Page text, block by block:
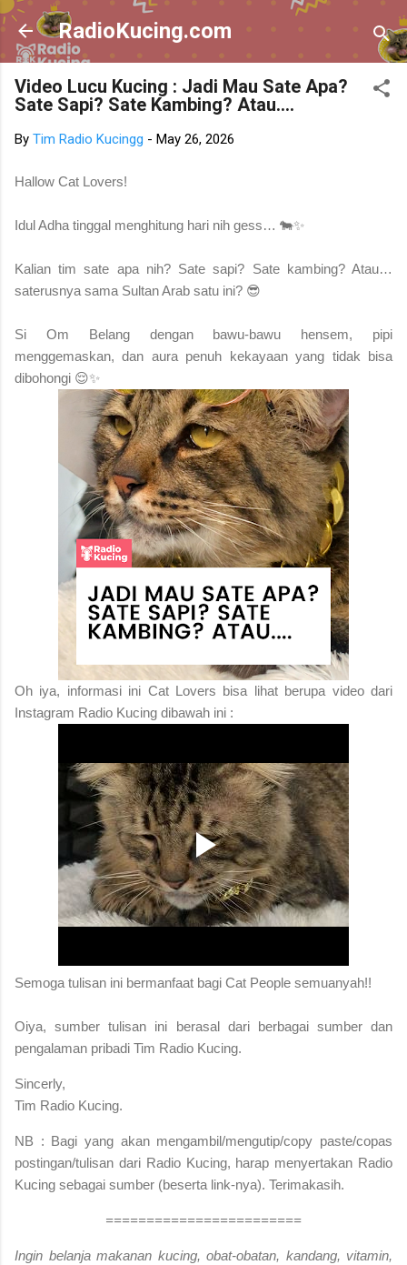
Skip to main content
RadioKucing.com
Video Lucu Kucing : Jadi Mau Sate Apa?
Sate Sapi? Sate Kambing? Atau....
By Tim Radio Kucingg - May 26, 2026
Hallow Cat Lovers!
Idul Adha tinggal menghitung hari nih gess… 🐄✨
Kalian tim sate apa nih? Sate sapi? Sate kambing? Atau…
saterusnya sama Sultan Arab satu ini? 😎
Si Om Belang dengan bawu-bawu hensem, pipi
menggemaskan, dan aura penuh kekayaan yang tidak bisa
dibohongi 😌✨
Oh iya, informasi ini Cat Lovers bisa lihat berupa video dari
Instagram Radio Kucing dibawah ini :
Semoga tulisan ini bermanfaat bagi Cat People semuanyah!!
Oiya, sumber tulisan ini berasal dari berbagai sumber dan
pengalaman pribadi Tim Radio Kucing.
Sincerly,
Tim Radio Kucing.
NB : Bagi yang akan mengambil/mengutip/copy paste/copas
postingan/tulisan dari Radio Kucing, harap menyertakan Radio
Kucing sebagai sumber (beserta link-nya). Terimakasih.
========================
Ingin belanja makanan kucing, obat-obatan, kandang, vitamin,